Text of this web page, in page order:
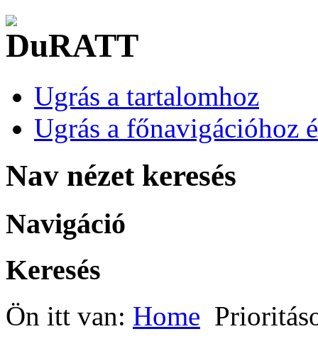
Ugrás a tartalomhoz
Ugrás a főnavigációhoz
Nav nézet keresés
Navigáció
Keresés
Ön itt van: Home